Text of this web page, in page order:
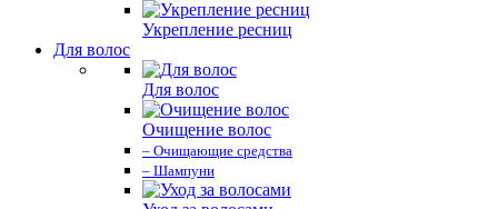
Укрепление ресниц
Для волос
Для волос
Очищение волос
– Очищающие средства
– Шампуни